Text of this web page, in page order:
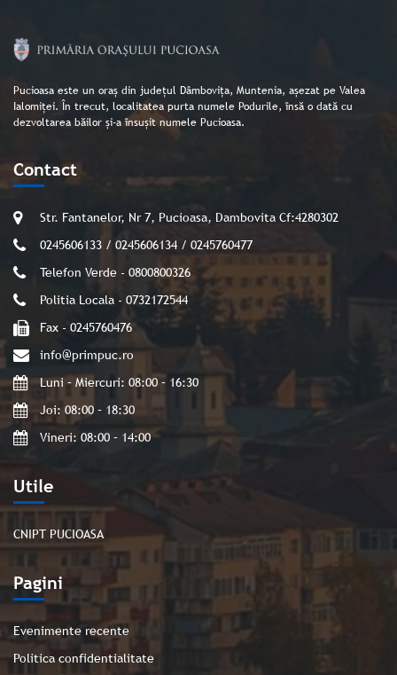
Pucioasa este un oraș din județul Dâmbovița, Muntenia, așezat pe Valea
Ialomiței. În trecut, localitatea purta numele Podurile, însă o dată cu
dezvoltarea băilor și-a însușit numele Pucioasa.
Utile
CNIPT PUCIOASA
Pagini
Evenimente recente
Politica confidentialitate
Contact
Str. Fantanelor, Nr 7, Pucioasa, Dambovita Cf:4280302
0245606133 / 0245606134 / 0245760477
Telefon Verde - 0800800326
Politia Locala - 0732172544
Fax - 0245760476
info@primpuc.ro
Luni – Miercuri: 08:00 – 16:30
Joi: 08:00 – 18:30
Vineri: 08:00 – 14:00